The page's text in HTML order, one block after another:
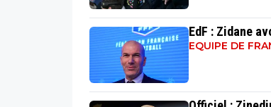
EdF : Zidane
EQUIPE DE